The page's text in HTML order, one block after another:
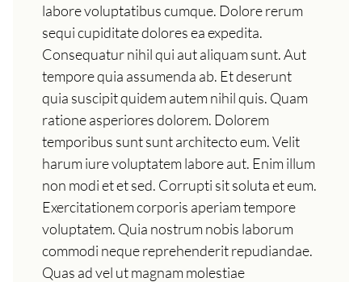
labore voluptatibus cumque. Dolore rerum
sequi cupiditate dolores ea expedita.
Consequatur nihil qui aut aliquam sunt. Aut
tempore quia assumenda ab. Et deserunt
quia suscipit quidem autem nihil quis. Quam
ratione asperiores dolorem. Dolorem
temporibus sunt sunt architecto eum. Velit
harum iure voluptatem labore aut. Enim illum
non modi et et sed. Corrupti sit soluta et eum.
Exercitationem corporis aperiam tempore
voluptatem. Quia nostrum nobis laborum
commodi neque reprehenderit repudiandae.
Quas ad vel ut magnam molestiae